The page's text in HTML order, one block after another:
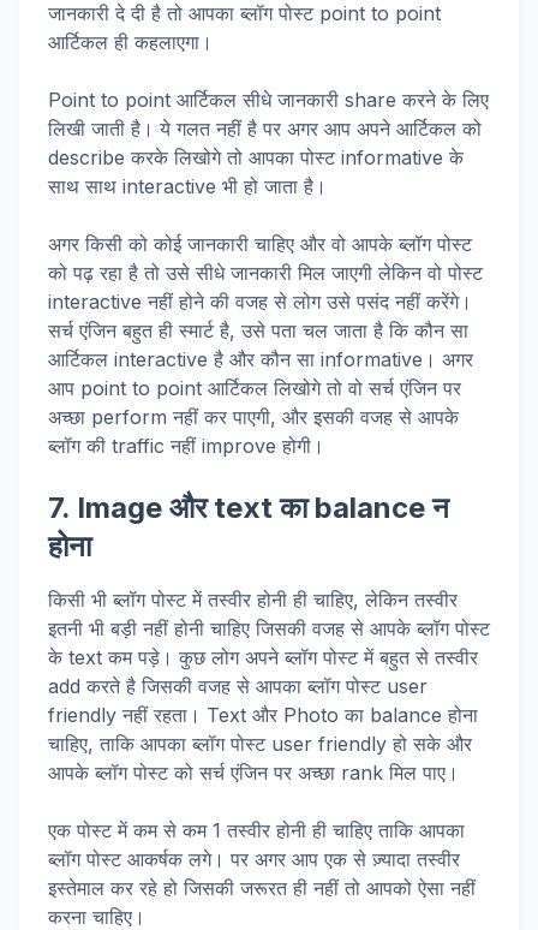
जानकारी दे दी है तो आपका ब्लॉग पोस्ट point to point
आर्टिकल ही कहलाएगा।
Point to point आर्टिकल सीधे जानकारी share करने के लिए
लिखी जाती है। ये गलत नहीं है पर अगर आप अपने आर्टिकल को
describe करके लिखोगे तो आपका पोस्ट informative के
साथ साथ interactive भी हो जाता है।
अगर किसी को कोई जानकारी चाहिए और वो आपके ब्लॉग पोस्ट
को पढ़ रहा है तो उसे सीधे जानकारी मिल जाएगी लेकिन वो पोस्ट
interactive नहीं होने की वजह से लोग उसे पसंद नहीं करेंगे।
सर्च एंजिन बहुत ही स्मार्ट है, उसे पता चल जाता है कि कौन सा
आर्टिकल interactive है और कौन सा informative। अगर
आप point to point आर्टिकल लिखोगे तो वो सर्च एंजिन पर
अच्छा perform नहीं कर पाएगी, और इसकी वजह से आपके
ब्लॉग की traffic नहीं improve होगी।
7. Image और text का balance न
होना
किसी भी ब्लॉग पोस्ट में तस्वीर होनी ही चाहिए, लेकिन तस्वीर
इतनी भी बड़ी नहीं होनी चाहिए जिसकी वजह से आपके ब्लॉग पोस्ट
के text कम पड़े। कुछ लोग अपने ब्लॉग पोस्ट में बहुत से तस्वीर
add करते है जिसकी वजह से आपका ब्लॉग पोस्ट user
friendly नहीं रहता। Text और Photo का balance होना
चाहिए, ताकि आपका ब्लॉग पोस्ट user friendly हो सके और
आपके ब्लॉग पोस्ट को सर्च एंजिन पर अच्छा rank मिल पाए।
एक पोस्ट में कम से कम 1 तस्वीर होनी ही चाहिए ताकि आपका
ब्लॉग पोस्ट आकर्षक लगे। पर अगर आप एक से ज़्यादा तस्वीर
इस्तेमाल कर रहे हो जिसकी जरूरत ही नहीं तो आपको ऐसा नहीं
करना चाहिए।